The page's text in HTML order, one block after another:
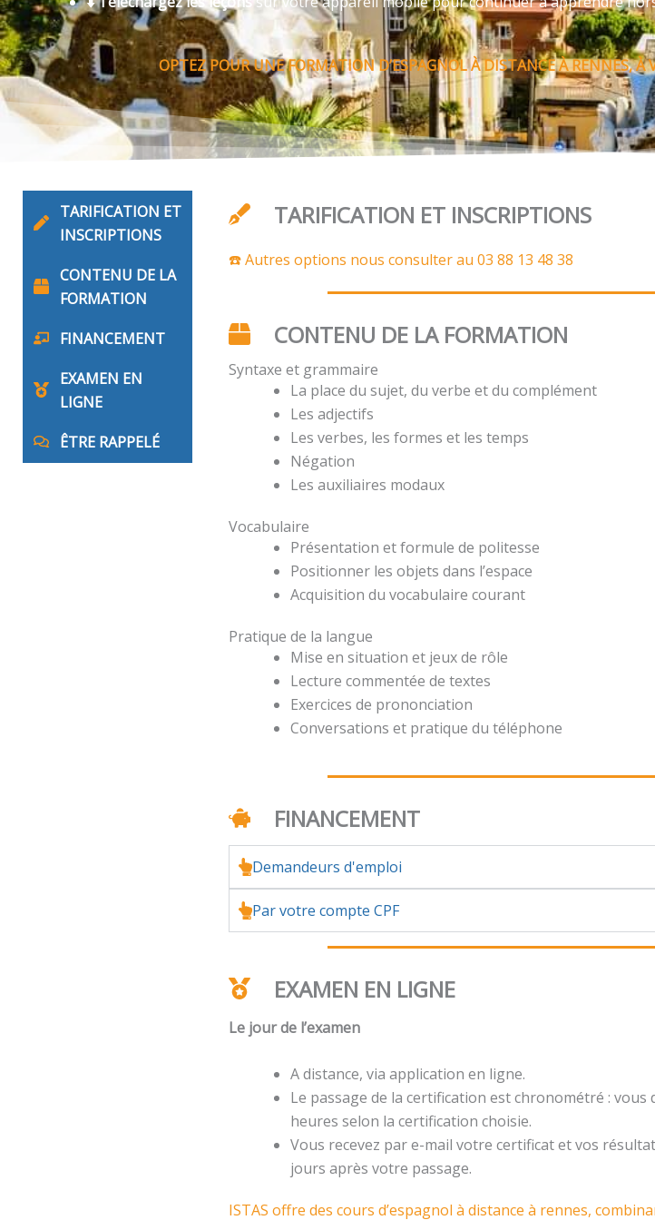
OPTEZ POUR UNE FORMATION D’ESPAGNOL À DISTANCE À RENNES, À
TARIFICATION ET
INSCRIPTIONS
CONTENU DE LA
FORMATION
FINANCEMENT
EXAMEN EN
LIGNE
ÊTRE RAPPELÉ
TARIFICATION ET INSCRIPTIONS
☎️ Autres options nous consulter au 03 88 13 48 38
CONTENU DE LA FORMATION
Syntaxe et grammaire
La place du sujet, du verbe et du complément
Les adjectifs
Les verbes, les formes et les temps
Négation
Les auxiliaires modaux
Vocabulaire
Présentation et formule de politesse
Positionner les objets dans l’espace
Acquisition du vocabulaire courant
Pratique de la langue
Mise en situation et jeux de rôle
Lecture commentée de textes
Exercices de prononciation
Conversations et pratique du téléphone
FINANCEMENT
Demandeurs d'emploi
Par votre compte CPF
EXAMEN EN LIGNE
Le jour de l’examen
A distance, via application en ligne.
Le passage de la certification est chronométré : vous
heures selon la certification choisie.
Vous recevez par e-mail votre certificat et vos
jours après votre passage.
ISTAS offre des cours d’espagnol à distance à rennes,